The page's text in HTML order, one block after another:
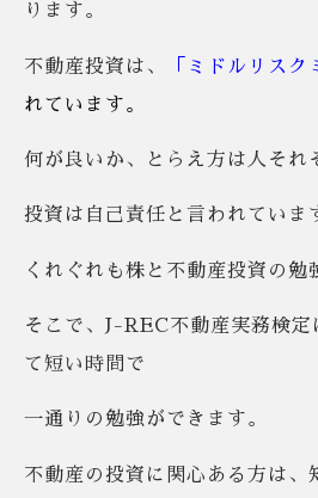
ります。
不動産投資は、 「ミドルリスク
れています。
何が良いか、とらえ方は人それ
投資は自己責任と言われていま
くれぐれも株と不動産投資の勉
そこで、J-REC不動産実務検定
て短い時間で
一通りの勉強ができます。
不動産の投資に関心ある方は、